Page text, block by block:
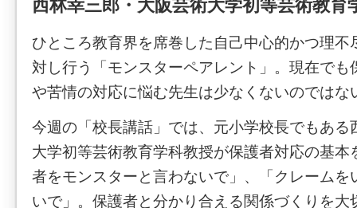
西林幸三郎・大阪芸術大学初等芸術教育
ひところ教育界を席巻した自己中心的かつ理不
対し行う「モンスターペアレント」。現在でも
や苦情の対応に悩む先生は少なくないのではな
今週の「校長講話」では、元小学校長でもある
大学初等芸術教育学科教授が保護者対応の基本
者をモンスターと言わないで」、「クレームを
いで」。保護者と分かり合える関係づくりを大